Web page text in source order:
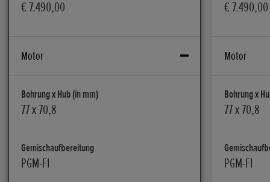
€ 7.490,00
Motor
Bohrung x Hub (in mm)
77 x 70,8
Gemischaufbereitung
PGM-FI
€ 7.490,00
Motor
Bohrung x
77 x 70,8
PGM-FI